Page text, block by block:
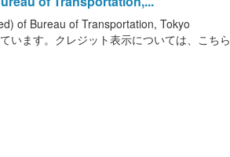
of Bureau of Transportation, Tokyo
います。クレジット表示については、こちら